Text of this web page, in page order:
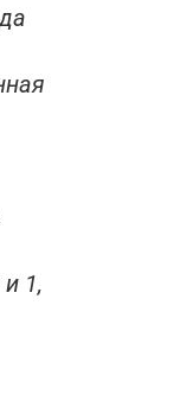
1,